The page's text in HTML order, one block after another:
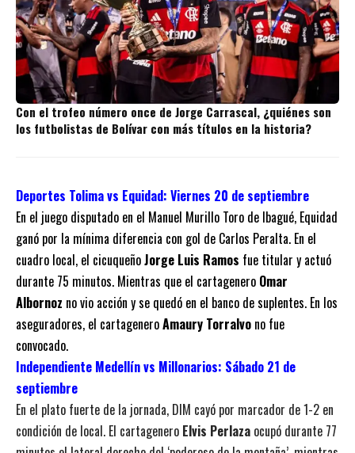
Con el trofeo número once de Jorge Carrascal, ¿quiénes son
los futbolistas de Bolívar con más títulos en la historia?
Deportes Tolima vs Equidad: Viernes 20 de septiembre
En el juego disputado en el Manuel Murillo Toro de Ibagué, Equidad
ganó por la mínima diferencia con gol de Carlos Peralta. En el
cuadro local, el cicuqueñoJorge Luis Ramos fue titular y actuó
durante 75 minutos. Mientras que el cartagenero Omar
Albornoz no vio acción y se quedó en el banco de suplentes. En los
aseguradores, el cartageneroAmaury Torralvo no fue
convocado.
Independiente Medellín vs Millonarios: Sábado 21 de
septiembre
En el plato fuerte de la jornada, DIM cayó por marcador de 1-2 en
condición de local. El cartagenero Elvis Perlaza ocupó durante 77